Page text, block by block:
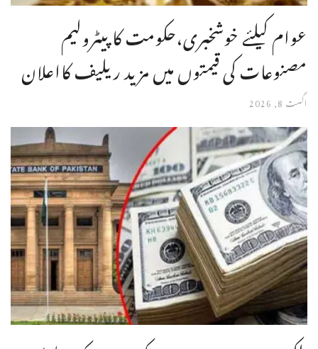
عوام کیلئے خوشخبری،حکومت کا پیٹرولیم
مصنوعات کی قیمتوں میں مزید ریلیف کااعلان
اگست 8, 2026